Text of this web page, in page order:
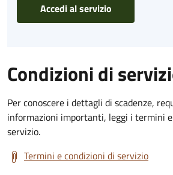
Accedi al servizio
Condizioni di
Per conoscere i dettagli di scadenze,
informazioni importanti, leggi i termini
servizio.
Termini e condizioni di servizio